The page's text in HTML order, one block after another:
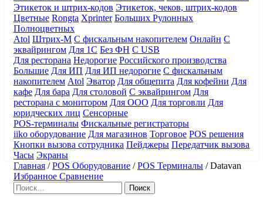
Этикеток и штрих-кодов Этикеток, чеков, штрих-кодов
Цветные Rongta Xprinter Больших Рулонных
Полноцветных
Atol Штрих-М С фискальным накопителем Онлайн С
эквайрингом Для 1С Без ФН С USB
Для ресторана Недорогие Российского производства
Большие Для ИП Для ИП недорогие С фискальным
накопителем Atol Эватор Для общепита Для кофейни Для
кафе Для бара Для столовой С эквайрингом Для
ресторана с монитором Для ООО Для торговли Для
юридческих лиц Сенсорные
POS-терминалы Фискальные регистраторы
iiko оборудование Для магазинов Торговое POS решения
Кнопки вызова сотрудника Пейджеры Передатчик вызова
Часы Экраны
Главная /POS Оборудование /POS Терминалы /Datavan
Избранное Сравнение
Найти: